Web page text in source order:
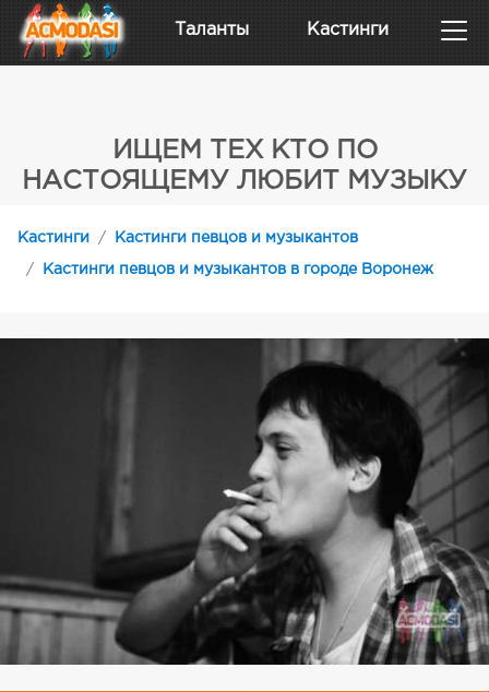
Таланты Кастинги
ИЩЕМ ТЕХ КТО ПО
НАСТОЯЩЕМУ ЛЮБИТ МУЗЫКУ
Кастинги Кастинги певцов и музыкантов
Кастинги певцов и музыкантов в городе Воронеж